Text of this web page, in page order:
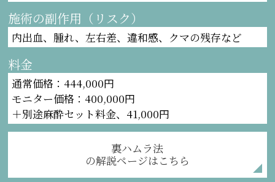
施術の副作用（リスク）
内出血、腫れ、左右差、違和感、クマの残存など
料金
通常価格：444,000円
モニター価格：400,000円
＋別途麻酔セット料金、41,000円
裏ハムラ法
の解説ページはこちら